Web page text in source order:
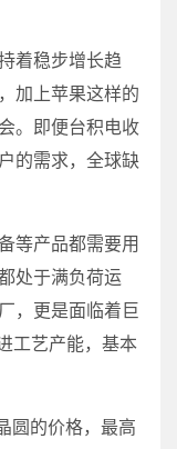
着稳步增长趋
加上苹果这样的
。即便台积电收
的需求，全球缺
产品都需要用
处于满负荷运
，更是面临着巨
工艺产能，基本
的价格，最高